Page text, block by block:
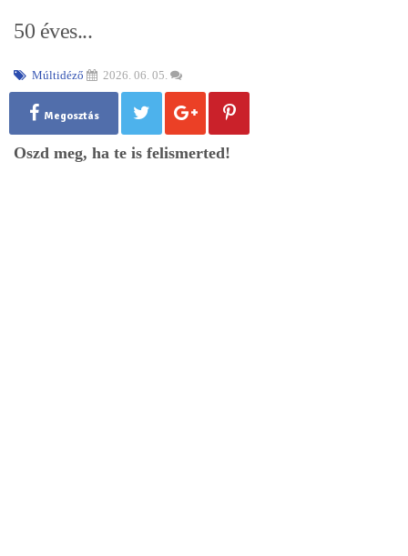
50 éves...
Múltidéző 2026. 06. 05.
Megosztás
Oszd meg, ha te is felismerted!